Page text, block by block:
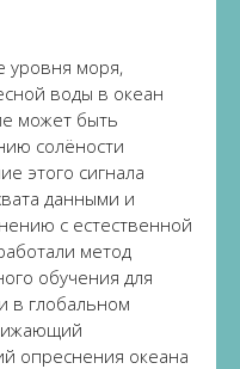
уровня моря,
воды в океан
может быть
солёности
этого сигнала
данными и
с естественной
метод
обучения для
в глобальном
опреснения океана